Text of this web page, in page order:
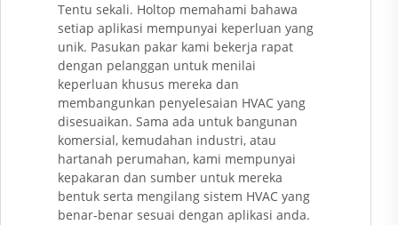
Tentu sekali. Holtop memahami bahawa
setiap aplikasi mempunyai keperluan yang
unik. Pasukan pakar kami bekerja rapat
dengan pelanggan untuk menilai
keperluan khusus mereka dan
membangunkan penyelesaian HVAC yang
disesuaikan. Sama ada untuk bangunan
komersial, kemudahan industri, atau
hartanah perumahan, kami mempunyai
kepakaran dan sumber untuk mereka
bentuk serta mengilang sistem HVAC yang
benar-benar sesuai dengan aplikasi anda.